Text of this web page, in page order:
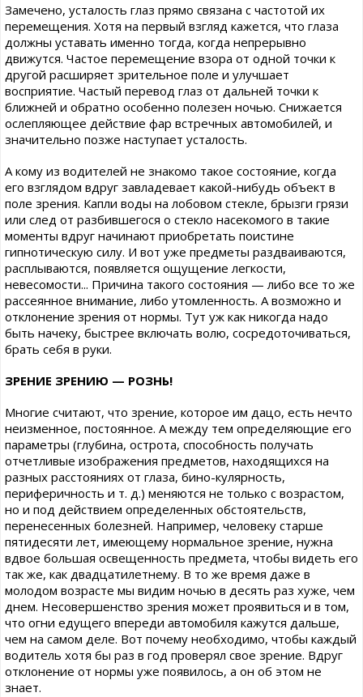
Замечено, усталость глаз прямо связана с частотой их
перемещения. Хотя на первый взгляд кажется, что глаза
должны уставать именно тогда, когда непрерывно
движутся. Частое перемещение взора от одной точки к
другой расширяет зрительное поле и улучшает
восприятие. Частый перевод глаз от дальней точки к
ближней и обратно особенно полезен ночью. Снижается
ослепляющее действие фар встречных автомобилей, и
значительно позже наступает усталость.
А кому из водителей не знакомо такое состояние, когда
его взглядом вдруг завладевает какой-нибудь объект в
поле зрения. Капли воды на лобовом стекле, брызги грязи
или след от разбившегося о стекло насекомого в такие
моменты вдруг начинают приобретать поистине
гипнотическую силу. И вот уже предметы раздваиваются,
расплываются, появляется ощущение легкости,
невесомости... Причина такого состояния — либо все то же
рассеянное внимание, либо утомленность. А возможно и
отклонение зрения от нормы. Тут уж как никогда надо
быть начеку, быстрее включать волю, сосредоточиваться,
брать себя в руки.
ЗРЕНИЕ ЗРЕНИЮ — РОЗНЬ!
Многие считают, что зрение, которое им дацо, есть нечто
неизменное, постоянное. А между тем определяющие его
параметры (глубина, острота, способность получать
отчетливые изображения предметов, находящихся на
разных расстояниях от глаза, бино-кулярность,
периферичность и т. д.) меняются не только с возрастом,
но и под действием определенных обстоятельств,
перенесенных болезней. Например, человеку старше
пятидесяти лет, имеющему нормальное зрение, нужна
вдвое большая освещенность предмета, чтобы видеть его
так же, как двадцатилетнему. В то же время даже в
молодом возрасте мы видим ночью в десять раз хуже, чем
днем. Несовершенство зрения может проявиться и в том,
что огни едущего впереди автомобиля кажутся дальше,
чем на самом деле. Вот почему необходимо, чтобы каждый
водитель хотя бы раз в год проверял свое зрение. Вдруг
отклонение от нормы уже появилось, а он об этом не
знает.